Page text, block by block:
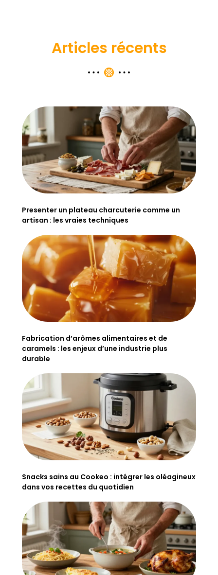
Articles récents
Presenter un plateau charcuterie comme un
artisan : les vraies techniques
Fabrication d’arômes alimentaires et de
caramels : les enjeux d’une industrie plus
durable
Snacks sains au Cookeo : intégrer les oléagineux
dans vos recettes du quotidien